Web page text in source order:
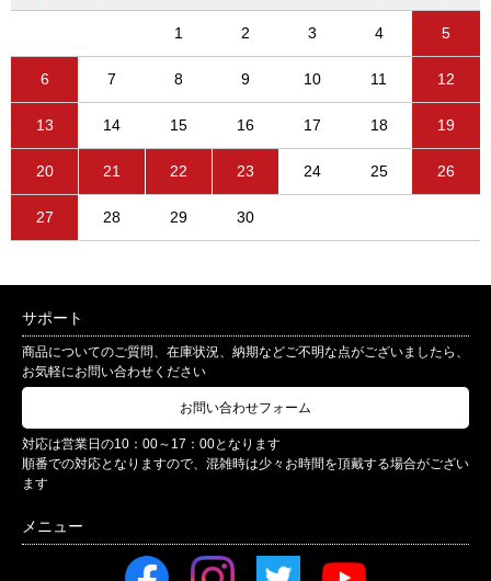
1 2 3 4 5
6 7 8 9 10 11 12
13 14 15 16 17 18 19
20 21 22 23 24 25 26
27 28 29 30
サポート
商品についてのご質問、在庫状況、納期などご不明な点がございましたら、
お気軽にお問い合わせください
お問い合わせフォーム
対応は営業日の10：00～17：00となります
順番での対応となりますので、混雑時は少々お時間を頂戴する場合がござい
ます